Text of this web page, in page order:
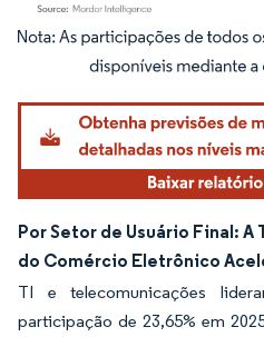
Imagem © Mordor Intelligence. O reuso
Por Setor de Usuário Final:
do Comércio Eletrônico
TI e telecomunicações
participação de 23,65% em